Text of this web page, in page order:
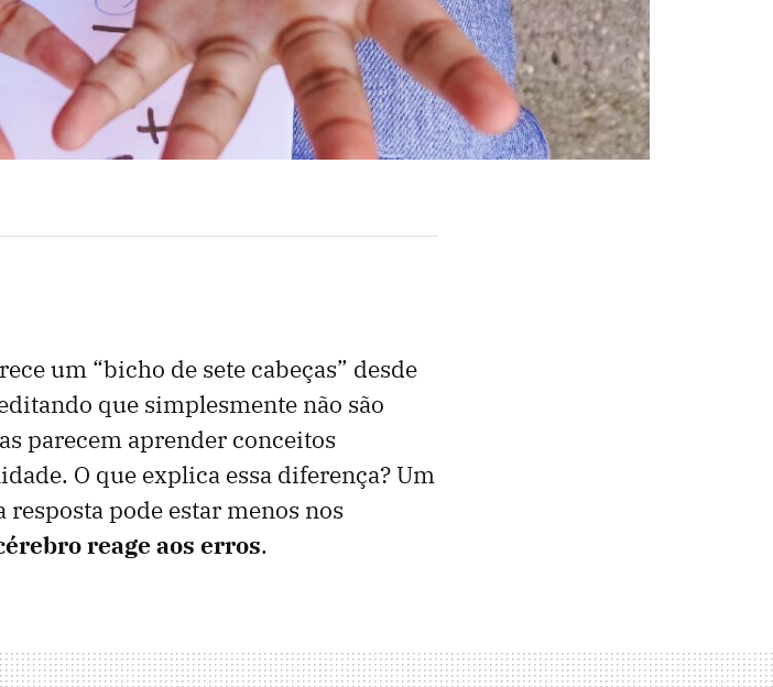
um “bicho de sete cabeças” desde
que simplesmente não são
parecem aprender conceitos
O que explica essa diferença? Um
pode estar menos nos
reage aos erros.